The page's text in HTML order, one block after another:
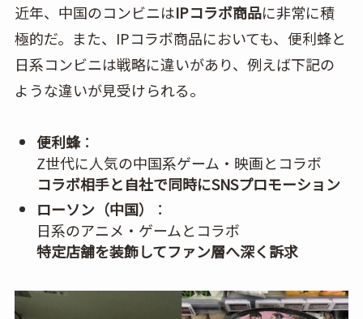
近年、中国のコンビニはIPコラボ商品に非常に積
極的だ。また、IPコラボ商品においても、便利蜂と
日系コンビニは戦略に違いがあり、例えば下記の
ような違いが見受けられる。
便利蜂：
Z世代に人気の中国系ゲーム・映画とコラボ
コラボ相手と自社で同時にSNSプロモーション
ローソン（中国）
：
日系のアニメ・ゲームとコラボ
特定店舗を装飾してファン層へ深く訴求